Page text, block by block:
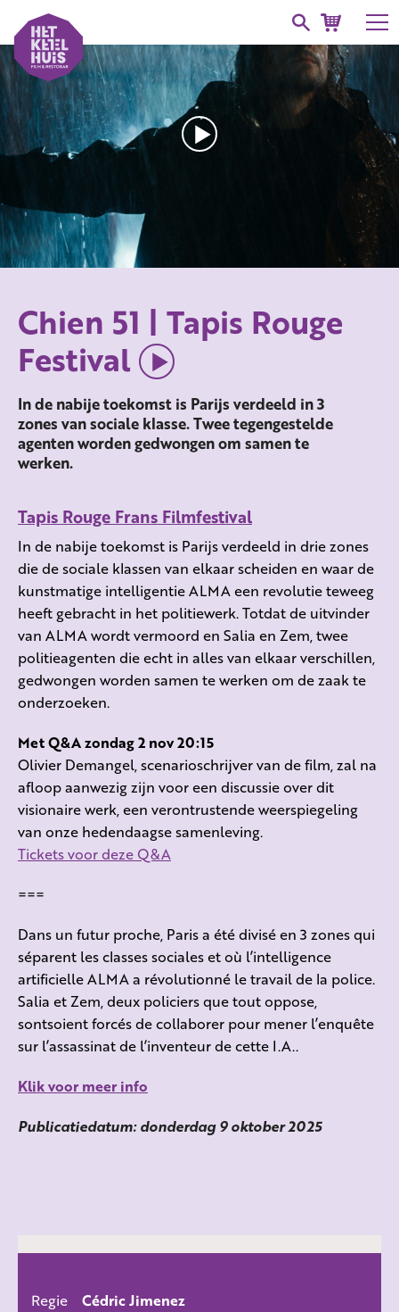
Chien 51 | Tapis Rouge
Festival
In de nabije toekomst is Parijs verdeeld in 3
zones van sociale klasse. Twee tegengestelde
agenten worden gedwongen om samen te
werken.
Tapis Rouge Frans Filmfestival
In de nabije toekomst is Parijs verdeeld in drie zones
die de sociale klassen van elkaar scheiden en waar de
kunstmatige intelligentie ALMA een revolutie teweeg
heeft gebracht in het politiewerk. Totdat de uitvinder
van ALMA wordt vermoord en Salia en Zem, twee
politieagenten die echt in alles van elkaar verschillen,
gedwongen worden samen te werken om de zaak te
onderzoeken.
Met Q&A zondag 2 nov 20:15
Olivier Demangel, scenarioschrijver van de film, zal na
afloop aanwezig zijn voor een discussie over dit
visionaire werk, een verontrustende weerspiegeling
van onze hedendaagse samenleving.
Tickets voor deze Q&A
===
Dans un futur proche, Paris a été divisé en 3 zones qui
séparent les classes sociales et où l’intelligence
artificielle ALMA a révolutionné le travail de la police.
Salia et Zem, deux policiers que tout oppose,
sontsoient forcés de collaborer pour mener l’enquête
sur l’assassinat de l’inventeur de cette I.A..
Klik voor meer info
Publicatiedatum: donderdag 9 oktober 2025
Regie
Cédric Jimenez